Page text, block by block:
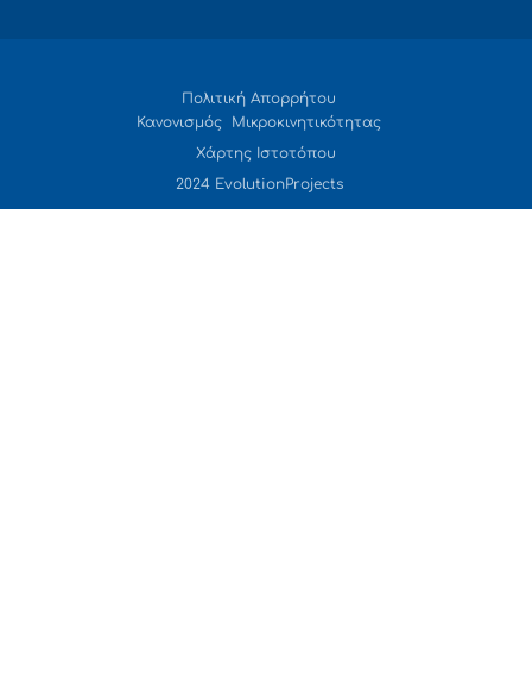
Πολιτική Απορρήτου
Κανονισμός Μικροκινητικότητας
Χάρτης Ιστοτόπου
2024 EvolutionProjects